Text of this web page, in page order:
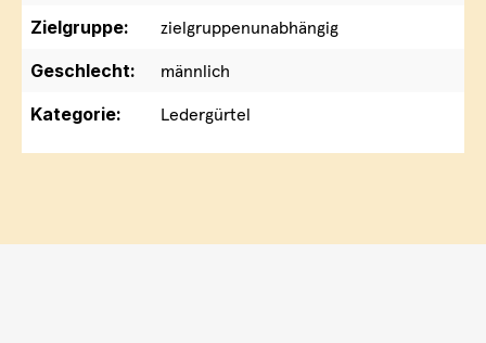
Zielgruppe:
zielgruppenunabhängig
Geschlecht:
männlich
Kategorie:
Ledergürtel